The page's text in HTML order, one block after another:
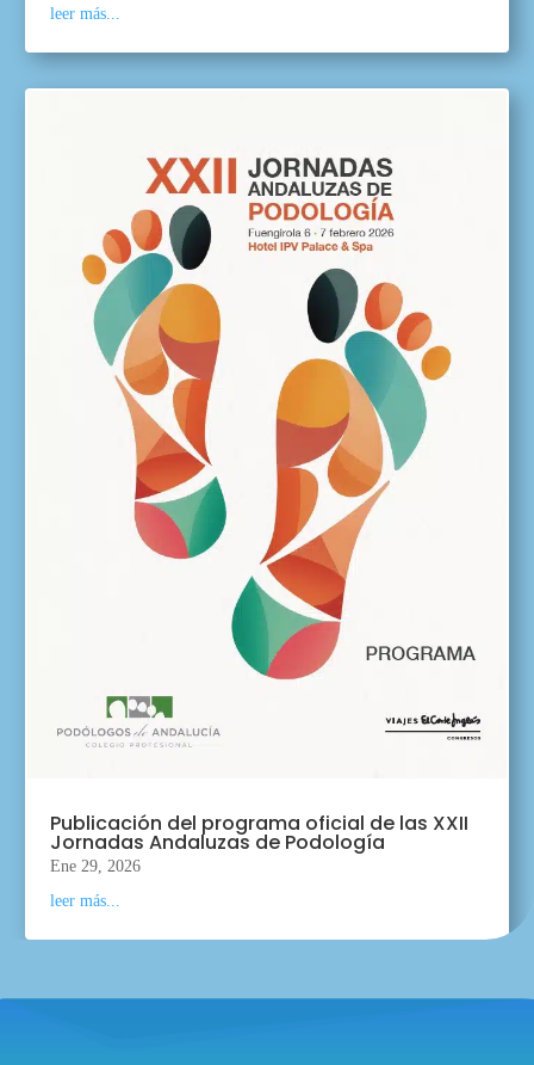
leer más...
Publicación del programa oficial de las XXII
Jornadas Andaluzas de Podología
Ene 29, 2026
leer más...